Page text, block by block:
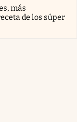
más
de los súper